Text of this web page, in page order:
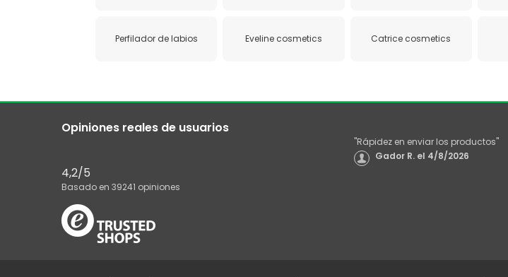
Perfilador de labios Eveline cosmetics Catrice cosmetics
Opiniones reales de usuarios
4,2/5
Basado en 39241 opiniones
"Rápidez en enviar los productos"
Gador R. el 4/8/2026